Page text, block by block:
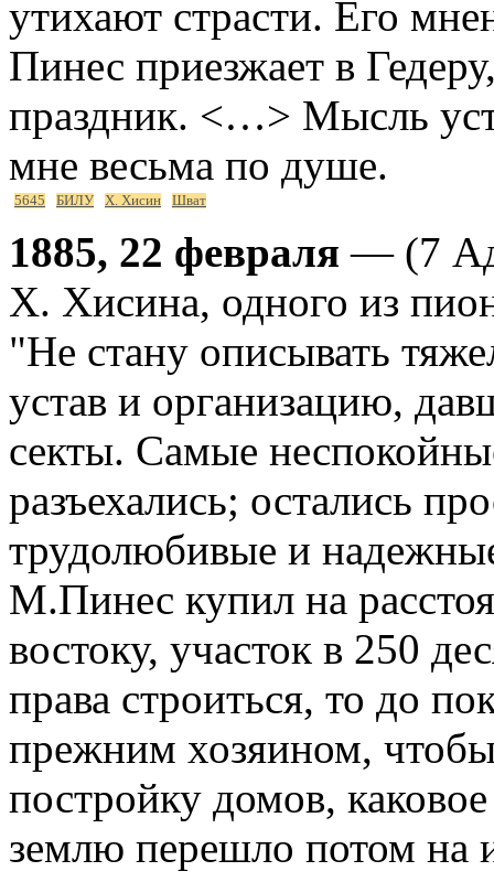
утихают страсти. Его
Пинес приезжает в
праздник. <…> Мысль
мне весьма по душе.
5645 БИЛУ Х. Хисин Шват
1885, 22 февраля — (7
Х. Хисина, одного из
"Не стану описывать
устав и организацию,
секты. Самые
разъехались; остались
трудолюбивые и
М.Пинес купил на
востоку, участок в 250
права строиться, то до
прежним хозяином,
постройку домов,
землю перешло потом на